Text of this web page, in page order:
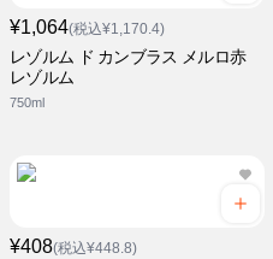
¥1,064(税込¥1,170.4)
レゾルム ド カンブラス メルロ赤
レゾルム
750ml
¥408(税込¥448.8)